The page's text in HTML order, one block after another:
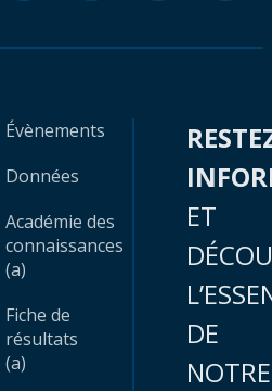
Évènements
Données
Académie des
connaissances
(a)
Fiche de
résultats
(a)
ET
DE
NOTRE